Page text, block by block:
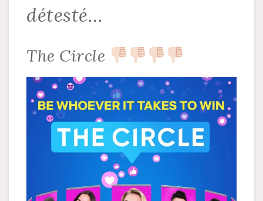
détesté…
The Circle